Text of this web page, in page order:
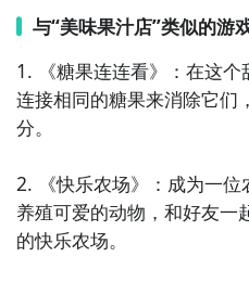
与“美味果汁店”类似的游
1. 《糖果连连看》：在这
连接相同的糖果来消除它们
分。
2. 《快乐农场》：成为一位
养殖可爱的动物，和好友一
的快乐农场。